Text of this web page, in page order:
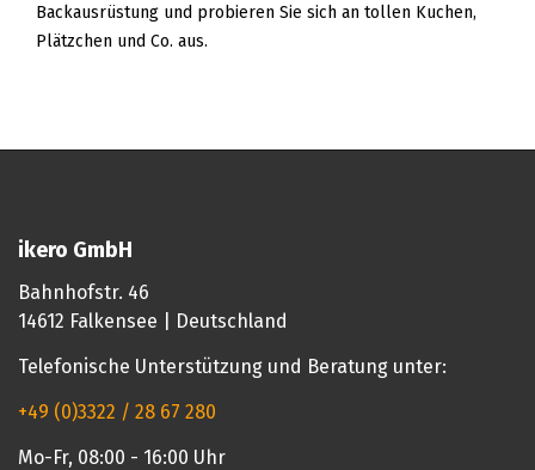
Backausrüstung und probieren Sie sich an tollen Kuchen,
Plätzchen und Co. aus.
ikero GmbH
Bahnhofstr. 46
14612 Falkensee | Deutschland
Telefonische Unterstützung und Beratung unter:
+49 (0)3322 / 28 67 280
Mo-Fr, 08:00 - 16:00 Uhr